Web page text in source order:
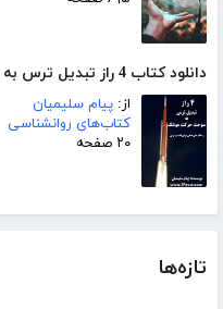
دانلود کتاب 4 راز تبدیل ترس به سوخت حرکت موشک
از: پیام سلیمیان
کتاب‌های روانشناسی
۲۰ صفحه
تازه‌ها